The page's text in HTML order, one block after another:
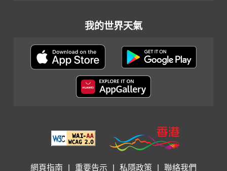
我的世界天氣
網頁指南 重要告示 私隱政策 聯絡我們